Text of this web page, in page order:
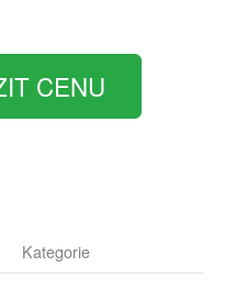
CENU
Kategorie